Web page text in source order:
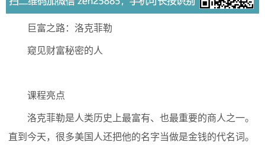
巨富之路：洛克菲勒
窥见财富秘密的人
课程亮点
洛克菲勒是人类历史上最富有、也最重要的商人之一。
直到今天，很多美国人还把他的名字当做是金钱的代名词。